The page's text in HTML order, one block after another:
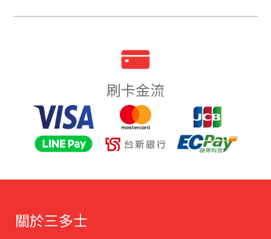
刷卡金流
關於三多士